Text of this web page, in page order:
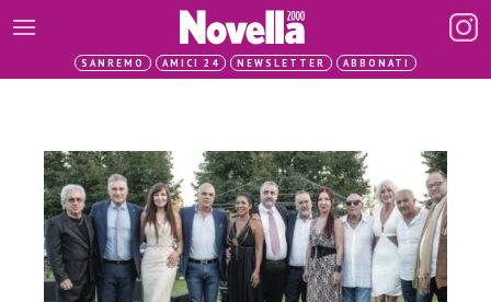
SANREMO AMICI 24 NEWSLETTER ABBONATI